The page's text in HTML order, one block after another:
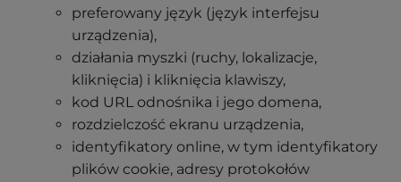
preferowany język (język interfejsu
urządzenia),
działania myszki (ruchy, lokalizacje,
kliknięcia) i kliknięcia klawiszy,
kod URL odnośnika i jego domena,
rozdzielczość ekranu urządzenia,
identyfikatory online, w tym identyfikatory
plików cookie, adresy protokołów